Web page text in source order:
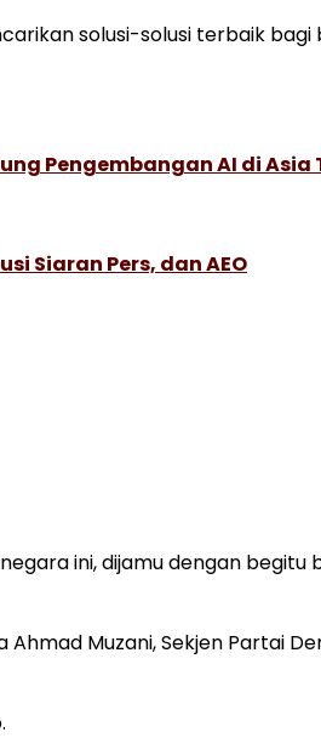
solusi-solusi terbaik
Pengembangan AI di
Siaran Pers, dan AEO
ini, dijamu dengan begitu
Muzani, Sekjen Partai